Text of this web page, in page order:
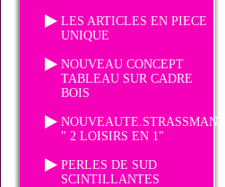
LES ARTICLES EN PIECE
UNIQUE
NOUVEAU CONCEPT
TABLEAU SUR CADRE
BOIS
NOUVEAUTE.STRASSMANIA
" 2 LOISIRS EN 1"
PERLES DE SUD
SCINTILLANTES